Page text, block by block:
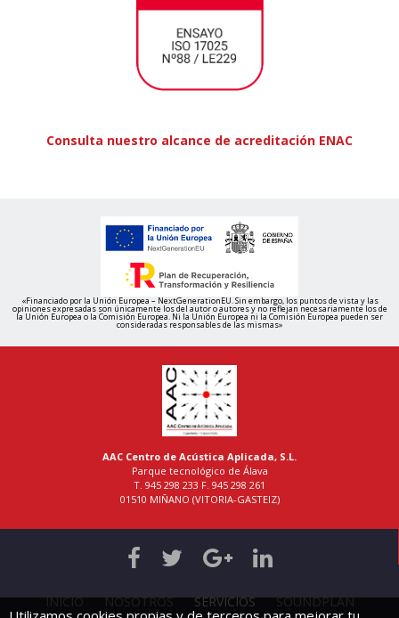
Consulta nuestro alcance de acreditación ENAC
«Financiado por la Unión Europea – NextGenerationEU. Sin embargo, los puntos de vista y las
opiniones expresadas son únicamente los del autor o autores y no reflejan necesariamente los de
la Unión Europea o la Comisión Europea. Ni la Unión Europea ni la Comisión Europea pueden ser
consideradas responsables de las mismas»
AAC Centro de Acústica Aplicada, S.L.
Parque tecnológico de Álava
T. 945 298 233 F. 945 298 261
01510 MIÑANO (VITORIA-GASTEIZ)
INICIO NOSOTROS SERVICIOS
SOUNDPLAN